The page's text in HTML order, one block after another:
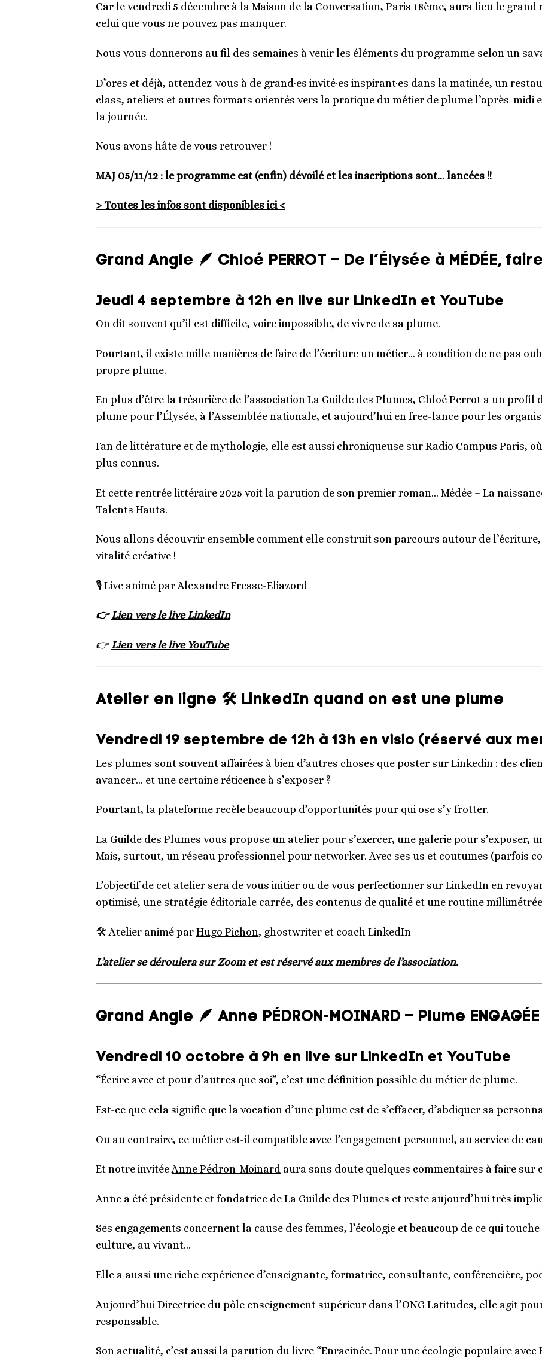
Car le vendredi 5 décembre à la Maison de la Conversation, Paris 18ème, aura lieu le
celui que vous ne pouvez pas manquer.
Nous vous donnerons au fil des semaines à venir les éléments du programme selon un
D’ores et déjà, attendez-vous à de grand·es invité·es inspirant·es dans la matinée, un
class, ateliers et autres formats orientés vers la pratique du métier de plume l’après-midi
la journée.
Nous avons hâte de vous retrouver !
MAJ 05/11/12 : le programme est (enfin) dévoilé et les inscriptions sont… lancées !!
> Toutes les infos sont disponibles ici <
Grand Angle 🪶 Chloé PERROT – De l’Élysée à MÉDÉE,
Jeudi 4 septembre à 12h en live sur LinkedIn et YouTube
On dit souvent qu’il est difficile, voire impossible, de vivre de sa plume.
Pourtant, il existe mille manières de faire de l’écriture un métier… à condition de ne pas
propre plume.
En plus d’être la trésorière de l’association La Guilde des Plumes, Chloé Perrot a un profil
plume pour l’Élysée, à l’Assemblée nationale, et aujourd’hui en free-lance pour les
Fan de littérature et de mythologie, elle est aussi chroniqueuse sur Radio Campus Paris,
plus connus.
Et cette rentrée littéraire 2025 voit la parution de son premier roman… Médée – La
Talents Hauts.
Nous allons découvrir ensemble comment elle construit son parcours autour de
vitalité créative !
🎙️ Live animé par Alexandre Fresse-Eliazord
👉Lien vers le live LinkedIn
👉Lien vers le live YouTube
Atelier en ligne 🛠 LinkedIn quand on est une plume
Vendredi 19 septembre de 12h à 13h en visio (réservé aux
Les plumes sont souvent affairées à bien d’autres choses que poster sur Linkedin : des
avancer… et une certaine réticence à s’exposer ?
Pourtant, la plateforme recèle beaucoup d’opportunités pour qui ose s’y frotter.
La Guilde des Plumes vous propose un atelier pour s’exercer, une galerie pour s’exposer,
Mais, surtout, un réseau professionnel pour networker. Avec ses us et coutumes (parfois
L’objectif de cet atelier sera de vous initier ou de vous perfectionner sur LinkedIn en
optimisé, une stratégie éditoriale carrée, des contenus de qualité et une routine
🛠️ Atelier animé par Hugo Pichon, ghostwriter et coach LinkedIn
L’atelier se déroulera sur Zoom et est réservé aux membres de l’association.
Grand Angle 🪶 Anne PÉDRON-MOINARD – Plume ENGAGÉE
Vendredi 10 octobre à 9h en live sur LinkedIn et YouTube
“Écrire avec et pour d’autres que soi”, c’est une définition possible du métier de plume.
Est-ce que cela signifie que la vocation d’une plume est de s’effacer, d’abdiquer sa
Ou au contraire, ce métier est-il compatible avec l’engagement personnel, au service de
Et notre invitéeAnne Pédron-Moinard aura sans doute quelques commentaires à faire sur
Anne a été présidente et fondatrice de La Guilde des Plumes et reste aujourd’hui très
Ses engagements concernent la cause des femmes, l’écologie et beaucoup de ce qui
culture, au vivant…
Elle a aussi une riche expérience d’enseignante, formatrice, consultante, conférencière,
Aujourd’hui Directrice du pôle enseignement supérieur dans l’ONG Latitudes, elle agit
responsable.
Son actualité, c’est aussi la parution du livre “Enracinée. Pour une écologie populaire avec